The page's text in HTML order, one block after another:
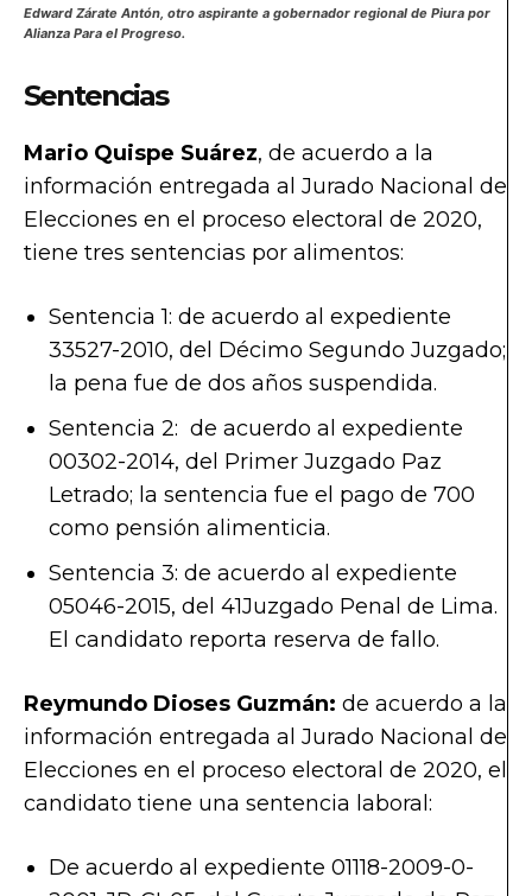
Edward Zárate Antón, otro aspirante a gobernador regional de Piura por
Alianza Para el Progreso.
Sentencias
Mario Quispe Suárez, de acuerdo a la
información entregada al Jurado Nacional de
Elecciones en el proceso electoral de 2020,
tiene tres sentencias por alimentos:
Sentencia 1: de acuerdo al expediente
33527-2010, del Décimo Segundo Juzgado;
la pena fue de dos años suspendida.
Sentencia 2: de acuerdo al expediente
00302-2014, del Primer Juzgado Paz
Letrado; la sentencia fue el pago de 700
como pensión alimenticia.
Sentencia 3: de acuerdo al expediente
05046-2015, del 41Juzgado Penal de Lima.
El candidato reporta reserva de fallo.
Reymundo Dioses Guzmán: de acuerdo a la
información entregada al Jurado Nacional de
Elecciones en el proceso electoral de 2020, el
candidato tiene una sentencia laboral:
De acuerdo al expediente 01118-2009-0-